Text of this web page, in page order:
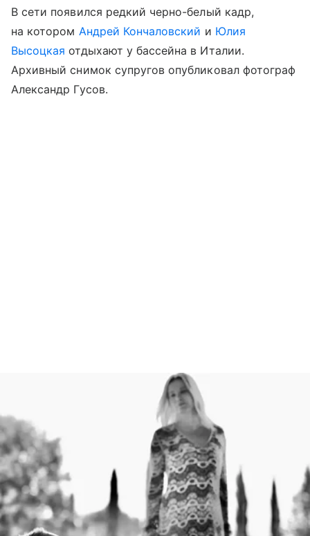
В сети появился редкий черно-белый кадр,
на котором Андрей Кончаловский и Юлия
Высоцкая отдыхают у бассейна в Италии.
Архивный снимок супругов опубликовал фотограф
Александр Гусов.